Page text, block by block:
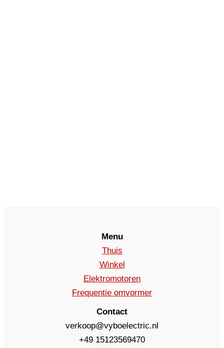
Menu
Thuis
Winkel
Elektromotoren
Frequentie omvormer
Contact
verkoop@vyboelectric.nl
+49 15123569470